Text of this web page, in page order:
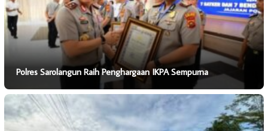
Polres Sarolangun Raih Penghargaan IKPA Sempurna